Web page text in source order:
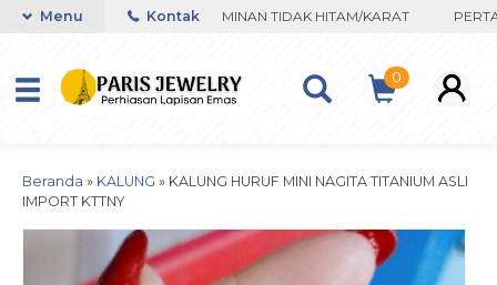
Terpercaya Sejak 2017 JAMINAN TIDAK HITAM/KARAT
Menu Kontak
0
Beranda » KALUNG » KALUNG HURUF MINI NAGITA TITANIUM ASLI
IMPORT KTTNY